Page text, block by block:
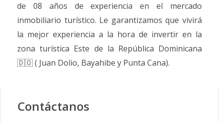
de 08 años de experiencia en el mercado
inmobiliario turístico. Le garantizamos que vivirá
la mejor experiencia a la hora de invertir en la
zona turística Este de la República Dominicana
🇩🇴 ( Juan Dolio, Bayahibe y Punta Cana).
Contáctanos